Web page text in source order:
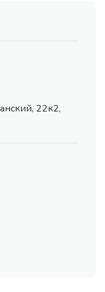
22к2,